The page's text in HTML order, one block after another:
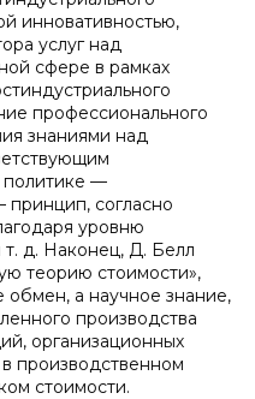
инновативностью,
услуг над
сфере в рамках
профессионального
знаниями над
—
принцип, согласно
уровню
д. Наконец, Д. Белл
теорию стоимости»,
обмен, а научное знание,
производства
организационных
производственном
стоимости.